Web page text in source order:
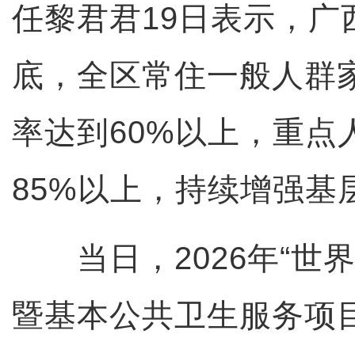
任黎君君19日表示，广
底，全区常住一般人群
率达到60%以上，重点
85%以上，持续增强基
当日，2026年“世界
暨基本公共卫生服务项